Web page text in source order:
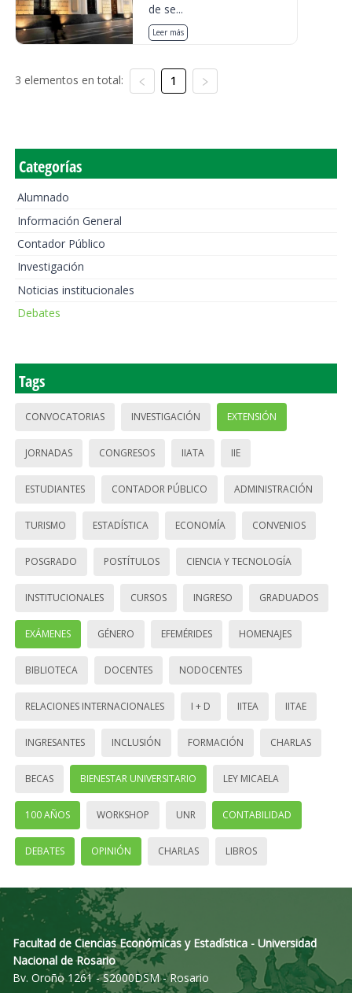
de se...
Leer más
3 elementos en total: 1
Categorías
Alumnado
Información General
Contador Público
Investigación
Noticias institucionales
Debates
Tags
CONVOCATORIAS INVESTIGACIÓN EXTENSIÓN
JORNADAS CONGRESOS IIATA IIE
ESTUDIANTES CONTADOR PÚBLICO ADMINISTRACIÓN
TURISMO ESTADÍSTICA ECONOMÍA CONVENIOS
POSGRADO POSTÍTULOS CIENCIA Y TECNOLOGÍA
INSTITUCIONALES CURSOS INGRESO GRADUADOS
EXÁMENES GÉNERO EFEMÉRIDES HOMENAJES
BIBLIOTECA DOCENTES NODOCENTES
RELACIONES INTERNACIONALES I + D IITEA IITAE
INGRESANTES INCLUSIÓN FORMACIÓN CHARLAS
BECAS BIENESTAR UNIVERSITARIO LEY MICAELA
100 AÑOS WORKSHOP UNR CONTABILIDAD
DEBATES OPINIÓN CHARLAS LIBROS
Facultad de Ciencias Económicas y Estadística - Universidad
Nacional de Rosario
Bv. Oroño 1261 - S2000DSM - Rosario